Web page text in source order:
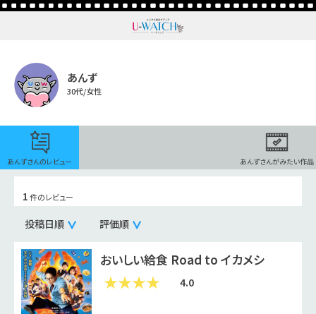
あんず
30代/女性
あんずさんのレビュー あんずさんがみたい作品
1件のレビュー
投稿日順 評価順
おいしい給食 Road to イカメシ
4.0